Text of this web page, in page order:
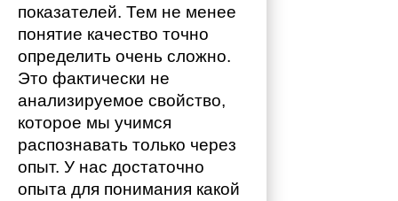
показателей. Тем не менее
понятие качество точно
определить очень сложно.
Это фактически не
анализируемое свойство,
которое мы учимся
распознавать только через
опыт. У нас достаточно
опыта для понимания какой